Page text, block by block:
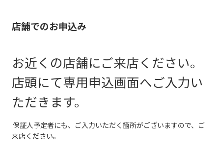
店舗でのお申込み
お近くの店舗にご来店ください。
店頭にて専用申込画面へご入力い
ただきます。
保証人予定者にも、ご入力いただく箇所がございますので、ご
来店ください。